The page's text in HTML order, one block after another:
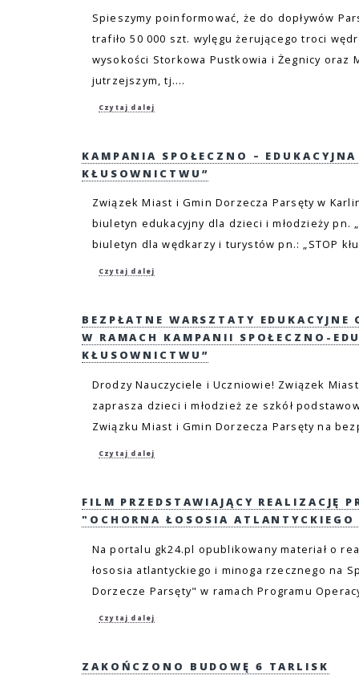
Spieszymy poinformować, że do dopływów
trafiło 50 000 szt. wylęgu żerującego troci
wysokości Storkowa Pustkowia i Żegnicy oraz
jutrzejszym, tj....
Czytaj dalej
KAMPANIA SPOŁECZNO –
KŁUSOWNICTWU”
Związek Miast i Gmin Dorzecza Parsęty w
biuletyn edukacyjny dla dzieci i młodzieży pn.
biuletyn dla wędkarzy i turystów pn.: „STOP
Czytaj dalej
BEZPŁATNE WARSZTATY EDUKACYJNE
W RAMACH KAMPANII SPOŁECZNO-
KŁUSOWNICTWU”
Drodzy Nauczyciele i Uczniowie! Związek
zaprasza dzieci i młodzież ze szkół
Związku Miast i Gmin Dorzecza Parsęty na
Czytaj dalej
FILM PRZEDSTAWIAJĄCY REALIZACJĘ
"OCHORNA ŁOSOSIA
Na portalu gk24.pl opublikowany materiał o
łososia atlantyckiego i minoga rzecznego na
Dorzecze Parsęty" w ramach Programu
Czytaj dalej
ZAKOŃCZONO BUDOWĘ 6 TARLISK